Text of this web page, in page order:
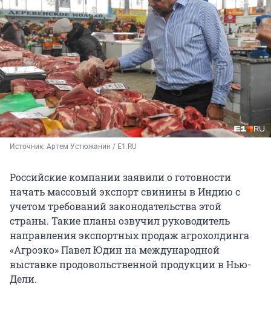
Источник: Артем Устюжанин / E1.RU
Российские компании заявили о готовности
начать массовый экспорт свинины в Индию с
учетом требований законодательства этой
страны. Такие планы озвучил руководитель
направления экспортных продаж агрохолдинга
«Агроэко» Павел Юдин на международной
выставке продовольственной продукции в Нью-
Дели.